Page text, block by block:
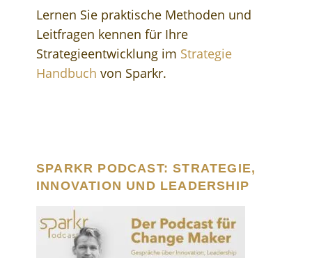
Lernen Sie praktische Methoden und
Leitfragen kennen für Ihre
Strategieentwicklung im Strategie
Handbuch von Sparkr.
SPARKR PODCAST: STRATEGIE,
INNOVATION UND LEADERSHIP